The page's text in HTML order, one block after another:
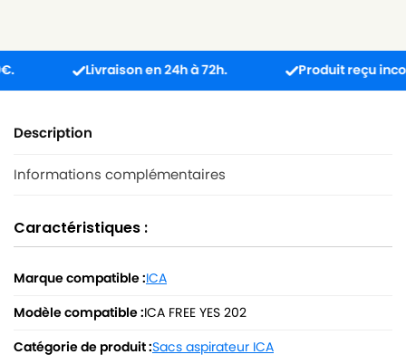
Livraison en 24h à 72h. Produit reçu
Description
Informations complémentaires
Caractéristiques :
Marque compatible :ICA
Modèle compatible :ICA FREE YES 202
Catégorie de produit :Sacs aspirateur ICA